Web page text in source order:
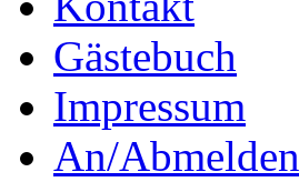
Gästebuch
Impressum
An/Abmelden